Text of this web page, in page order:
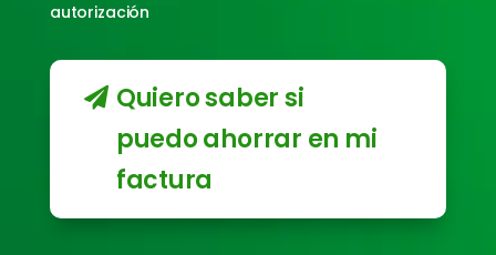
autorización
Quiero saber si
puedo ahorrar en mi
factura